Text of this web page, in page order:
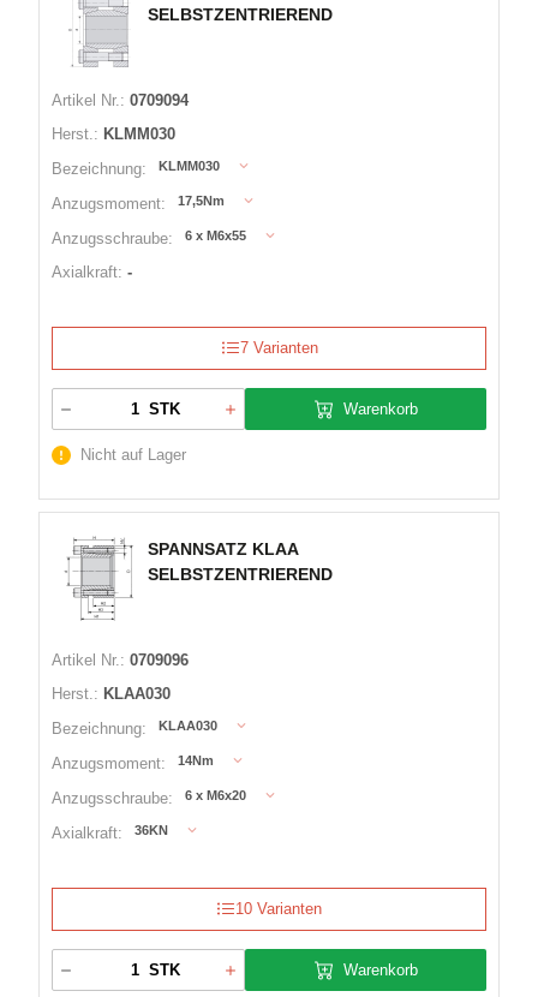
SELBSTZENTRIEREND
Artikel Nr.: 0709094
Herst.: KLMM030
Bezeichnung:
KLMM030
Anzugsmoment: 17,5Nm
Anzugsschraube: 6 x M6x55
Axialkraft: -
7 Varianten
STK Warenkorb
Nicht auf Lager
SPANNSATZ KLAA
SELBSTZENTRIEREND
Artikel Nr.: 0709096
Herst.: KLAA030
Bezeichnung:
KLAA030
Anzugsmoment: 14Nm
Anzugsschraube: 6 x M6x20
Axialkraft: 36KN
10 Varianten
STK Warenkorb